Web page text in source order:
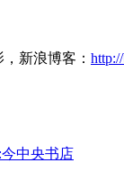
新浪博客：